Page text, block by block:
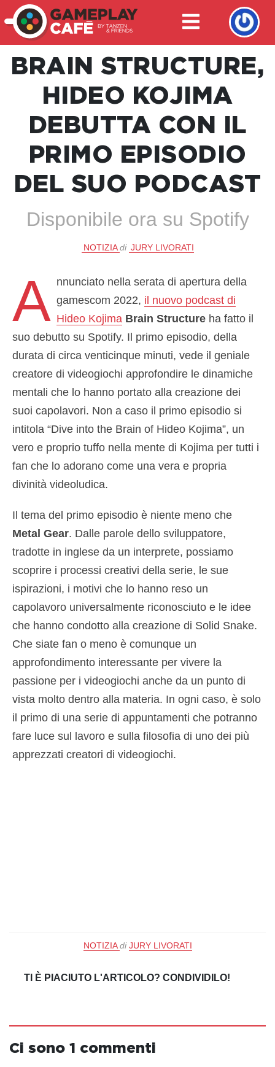
BRAIN STRUCTURE,
HIDEO KOJIMA
DEBUTTA CON IL
PRIMO EPISODIO
DEL SUO PODCAST
Disponibile ora su Spotify
NOTIZIA di JURY LIVORATI
A nnunciato nella serata di apertura della
gamescom 2022, il nuovo podcast di
Hideo Kojima Brain Structure ha fatto il
suo debutto su Spotify. Il primo episodio, della
durata di circa venticinque minuti, vede il geniale
creatore di videogiochi approfondire le dinamiche
mentali che lo hanno portato alla creazione dei
suoi capolavori. Non a caso il primo episodio si
intitola “Dive into the Brain of Hideo Kojima”, un
vero e proprio tuffo nella mente di Kojima per tutti i
fan che lo adorano come una vera e propria
divinità videoludica.
Il tema del primo episodio è niente meno che
Metal Gear. Dalle parole dello sviluppatore,
tradotte in inglese da un interprete, possiamo
scoprire i processi creativi della serie, le sue
ispirazioni, i motivi che lo hanno reso un
capolavoro universalmente riconosciuto e le idee
che hanno condotto alla creazione di Solid Snake.
Che siate fan o meno è comunque un
approfondimento interessante per vivere la
passione per i videogiochi anche da un punto di
vista molto dentro alla materia. In ogni caso, è solo
il primo di una serie di appuntamenti che potranno
fare luce sul lavoro e sulla filosofia di uno dei più
apprezzati creatori di videogiochi.
NOTIZIA di JURY LIVORATI
TI È PIACIUTO L'ARTICOLO? CONDIVIDILO!
Ci sono 1 commenti